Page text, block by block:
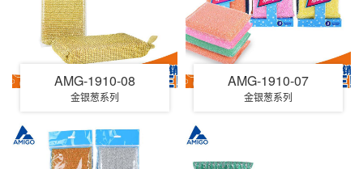
AMG-1910-08
金银葱系列
AMG-1910-07
金银葱系列